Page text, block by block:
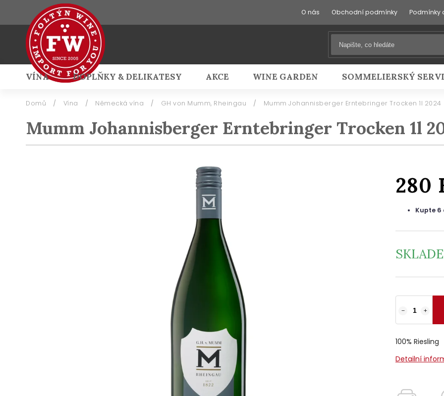
O nás Obchodní podmínky Podmínky
VÍNA DOPLŇKY & DELIKATESY AKCE WINE GARDEN SOMMELIERSKÝ
Přihlášení
Domů / Vína / Německá vína / GH von Mumm, Rheingau / Mumm Johannisberger Erntebringer Trocken 1l 2024
Mumm Johannisberger Erntebringer Trocken 1l
280
Kupte 6
+
−
100% Riesling
Detailní